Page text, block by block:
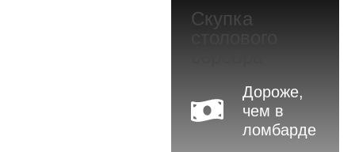
Скупка
Дороже,
чем в
ломбарде